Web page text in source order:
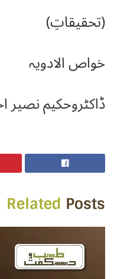
(تحقیقاتِ)
خواص الادویہ
ڈاکٹروحکیم نصیر
Related Posts